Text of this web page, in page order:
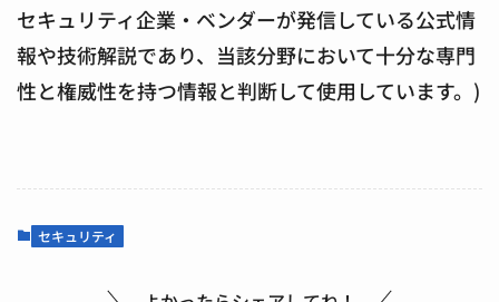
セキュリティ企業・ベンダーが発信している公式情
報や技術解説であり、当該分野において十分な専門
性と権威性を持つ情報と判断して使用しています。)
セキュリティ